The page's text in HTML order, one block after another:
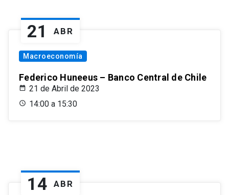
21 ABR
Macroeconomía
Federico Huneeus – Banco Central de Chile
21 de Abril de 2023
14:00 a 15:30
14 ABR